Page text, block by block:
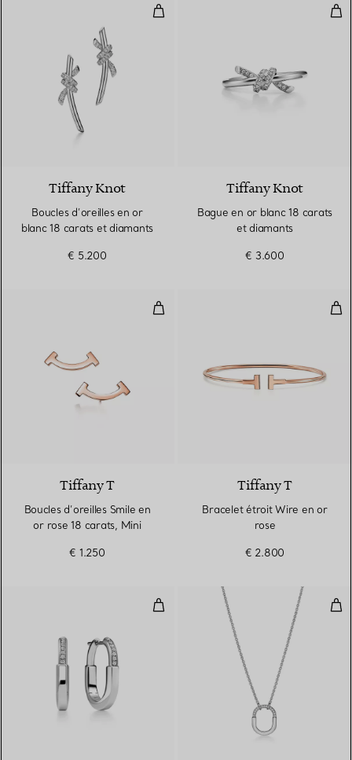
Boucles d’oreilles en or blanc
Tiffany Knot
Boucles d’oreilles en or
blanc 18 carats et diamants
€ 5.200
Tiffany Knot
Bague en or blanc 18 carats
et diamants
€ 3.600
Boucles d’oreilles Smile en or
Tiffany T
Boucles d’oreilles Smile en
or rose 18 carats, Mini
€ 1.250
Tiffany T
Bracelet étroit Wire en or
rose
€ 2.800
Boucles d’oreilles taille Small
3 Matériaux